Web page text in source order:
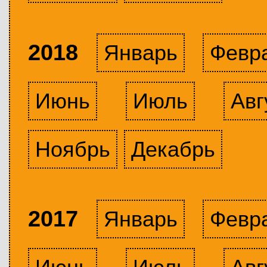
2018 Январь
Июнь
Июль
Ноябрь
Декабрь
2017 Январь